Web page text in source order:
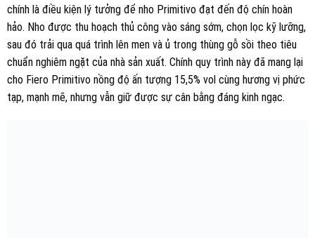
chính là điều kiện lý tưởng để nho Primitivo đạt đến độ chín hoàn
hảo. Nho được thu hoạch thủ công vào sáng sớm, chọn lọc kỹ lưỡng,
sau đó trải qua quá trình lên men và ủ trong thùng gỗ sồi theo tiêu
chuẩn nghiêm ngặt của nhà sản xuất. Chính quy trình này đã mang lại
cho Fiero Primitivo nồng độ ấn tượng 15,5% vol cùng hương vị phức
tạp, mạnh mẽ, nhưng vẫn giữ được sự cân bằng đáng kinh ngạc.